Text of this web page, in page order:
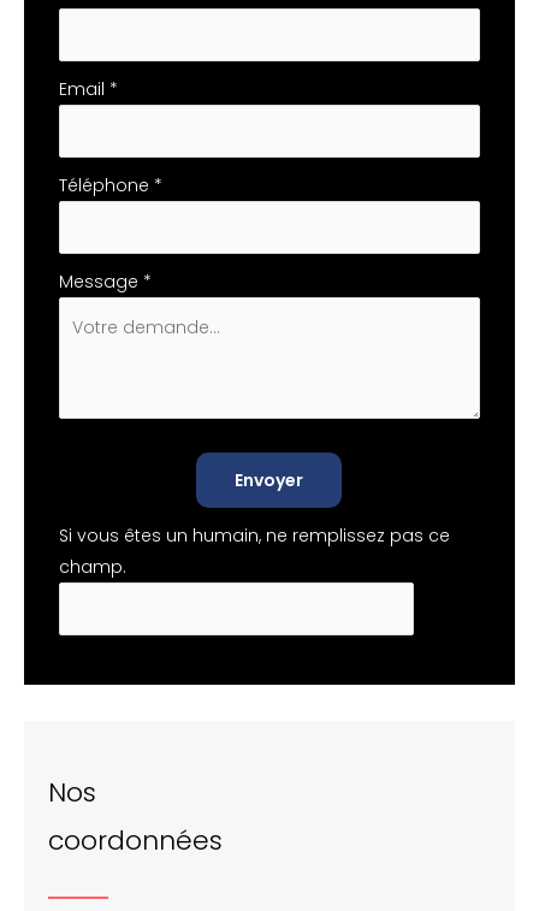
Email *
Téléphone *
Message *
Envoyer
Si vous êtes un humain, ne remplissez pas ce
champ.
Nos
coordonnées